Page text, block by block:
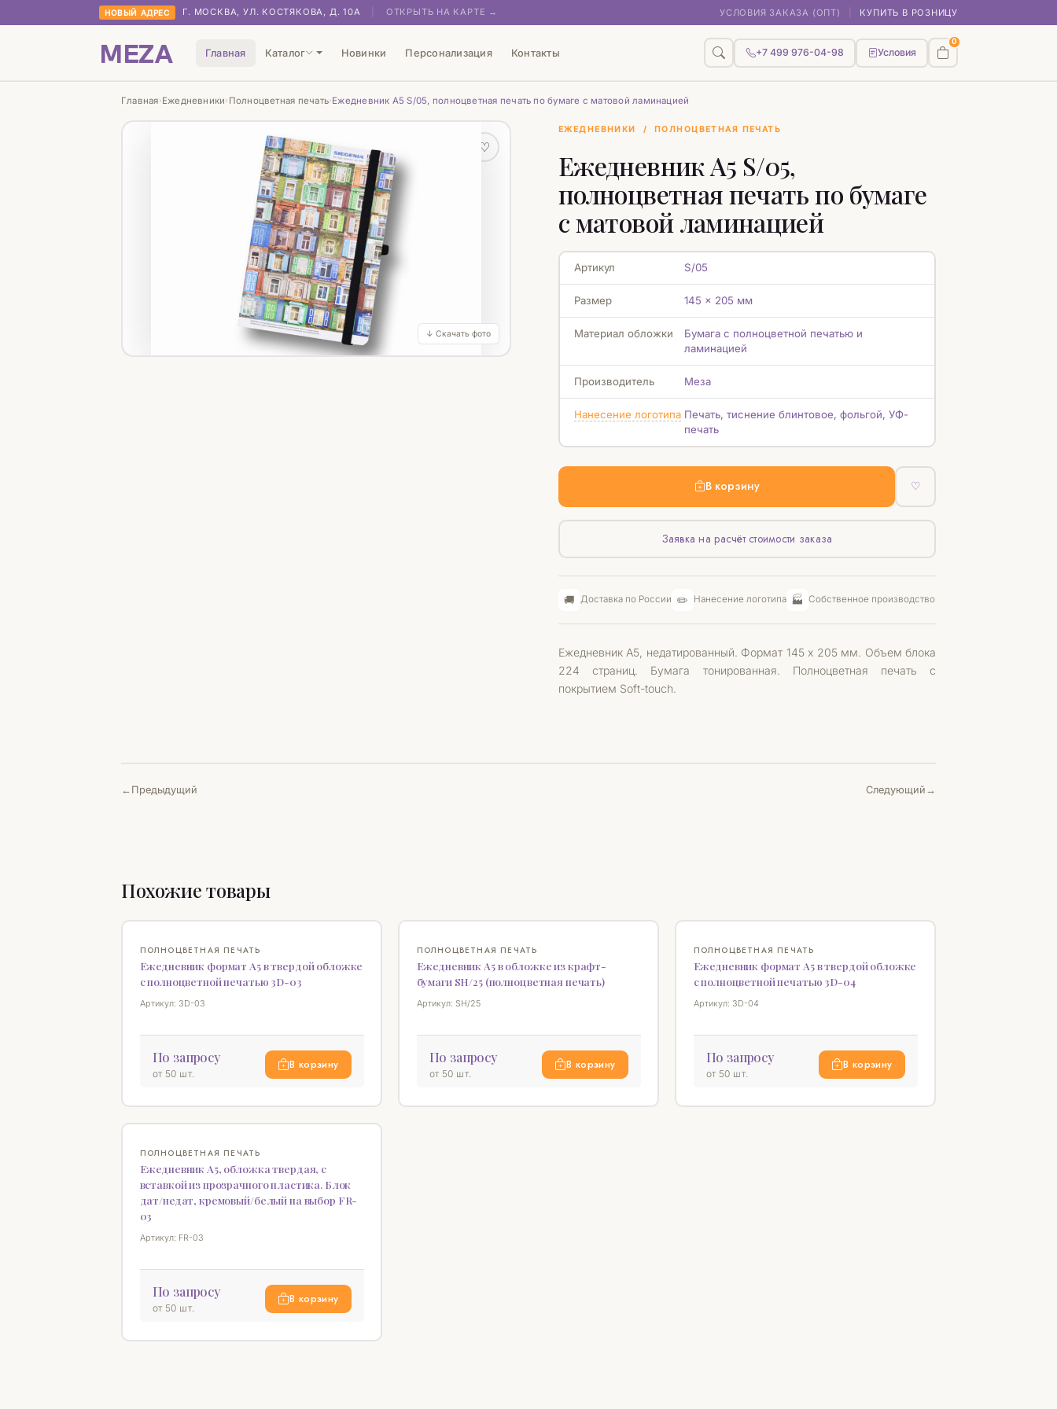
НОВЫЙ АДРЕС Г. МОСКВА, УЛ. КОСТЯКОВА, Д. 10А ОТКРЫТЬ НА КАРТЕ → УСЛОВИЯ ЗАКАЗА (ОПТ) КУПИТЬ В РОЗНИЦУ
MEZA Главная Каталог Новинки Персонализация Контакты +7 499 976-04-98 Условия
0
Главная›Ежедневники› Полноцветная печать›Ежедневник А5 S/05, полноцветная печать по бумаге с матовой ламинацией
♡
↓ Скачать фото
ЕЖЕДНЕВНИКИ / ПОЛНОЦВЕТНАЯ ПЕЧАТЬ
Ежедневник А5 S/05,
полноцветная печать по бумаге
с матовой ламинацией
Артикул S/05
Размер 145 x 205 мм
Материал обложки
Бумага с полноцветной печатью и
ламинацией
Производитель Меза
Нанесение логотипа Печать, тиснение блинтовое, фольгой, УФ-
печать
В корзину ♡
Заявка на расчёт стоимости заказа
🚚 Доставка по России ✏️ Нанесение логотипа 🏭 Собственное производство
Ежедневник А5, недатированный. Формат 145 x 205 мм. Объем блока
224 страниц. Бумага тонированная. Полноцветная печать с
покрытием Soft-touch.
Предыдущий Следующий
Похожие товары
ПОЛНОЦВЕТНАЯ ПЕЧАТЬ
Ежедневник формат А5 в твердой обложке
с полноцветной печатью 3D-03
Артикул: 3D-03
По запросу
от 50 шт.
В корзину
ПОЛНОЦВЕТНАЯ ПЕЧАТЬ
Ежедневник А5 в обложке из крафт-
бумаги SH/25 (полноцветная печать)
Артикул: SH/25
По запросу
от 50 шт.
В корзину
ПОЛНОЦВЕТНАЯ ПЕЧАТЬ
Ежедневник формат А5 в твердой обложке
с полноцветной печатью 3D-04
Артикул: 3D-04
По запросу
от 50 шт.
В корзину
ПОЛНОЦВЕТНАЯ ПЕЧАТЬ
Ежедневник А5, обложка твердая, с
вставкой из прозрачного пластика. Блок
дат/недат, кремовый/белый на выбор FR-
03
Артикул: FR-03
По запросу
от 50 шт.
В корзину